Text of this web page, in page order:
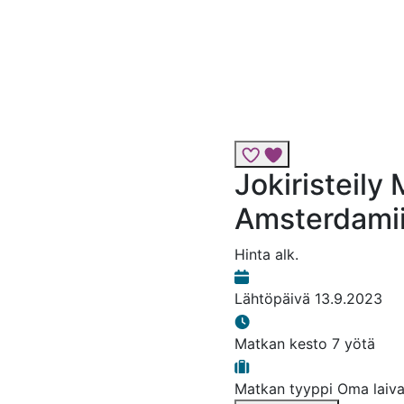
Lisää risteily
Jokiristeily
Hinta alk.
Lähtöpäivä 13.9.2023
Matkan kesto 7 yötä
Matkan tyyppi Oma